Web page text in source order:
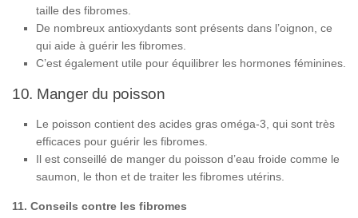
taille des fibromes.
De nombreux antioxydants sont présents dans l’oignon, ce
qui aide à guérir les fibromes.
C’est également utile pour équilibrer les hormones féminines.
10. Manger du poisson
Le poisson contient des acides gras oméga-3, qui sont très
efficaces pour guérir les fibromes.
Il est conseillé de manger du poisson d’eau froide comme le
saumon, le thon et de traiter les fibromes utérins.
11. Conseils contre les fibromes